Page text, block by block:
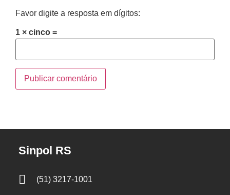
Favor digite a resposta em dígitos:
1 × cinco =
Sinpol RS
(51) 3217-1001